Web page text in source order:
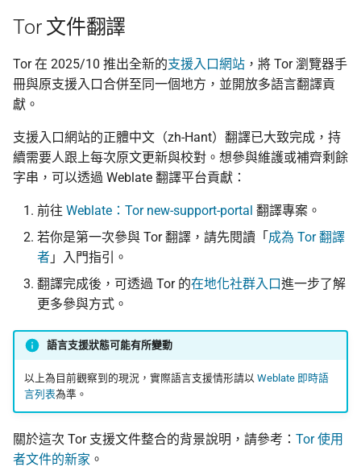
Tor 文件翻譯
Tor 在 2025/10 推出全新的支援入口網站 ，將 Tor 瀏覽器手
冊與原支援入口合併至同一個地方，並開放多語言翻譯貢
獻。
支援入口網站的正體中文（zh-Hant）翻譯已大致完成，持
續需要人跟上每次原文更新與校對。想參與維護或補齊剩餘
字串，可以透過 Weblate 翻譯平台貢獻：
前往 Weblate：Tor new-support-portal 翻譯專案。
若你是第一次參與 Tor 翻譯，請先閱讀「成為 Tor 翻譯
者 」入門指引。
翻譯完成後，可透過 Tor 的在地化社群入口進一步了解
更多參與方式。
語言支援狀態可能有所變動
以上為目前觀察到的現況，實際語言支援情形請以 Weblate 即時語
言列表為準。
關於這次 Tor 支援文件整合的背景說明，請參考： Tor 使用
者文件的新家 。